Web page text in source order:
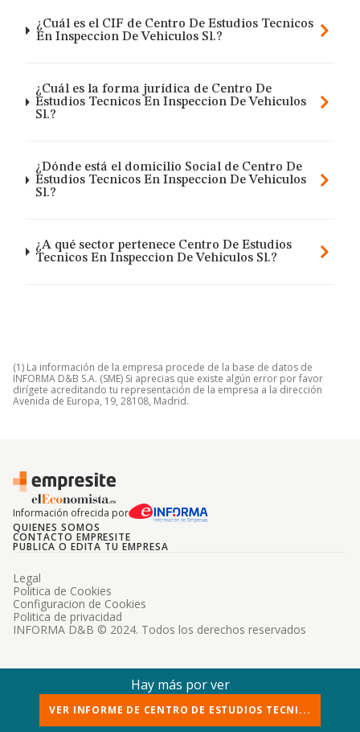
¿Cuál es el CIF de Centro De Estudios Tecnicos
En Inspeccion De Vehiculos Sl.?
¿Cuál es la forma jurídica de Centro De
Estudios Tecnicos En Inspeccion De Vehiculos
Sl.?
¿Dónde está el domicilio Social de Centro De
Estudios Tecnicos En Inspeccion De Vehiculos
Sl.?
¿A qué sector pertenece Centro De Estudios
Tecnicos En Inspeccion De Vehiculos Sl.?
(1) La información de la empresa procede de la base de datos de
INFORMA D&B S.A. (SME) Si aprecias que existe algún error por favor
dirígete acreditando tu representación de la empresa a la dirección
Avenida de Europa, 19, 28108, Madrid.
Información ofrecida por
QUIENES SOMOS
CONTACTO EMPRESITE
PUBLICA O EDITA TU EMPRESA
INFORMA D&B © 2024. Todos los derechos reservados
Legal
Politica de Cookies
Configuracion de Cookies
Politica de privacidad
Hay más por ver
VER INFORME DE CENTRO DE ESTUDIOS TECNI...